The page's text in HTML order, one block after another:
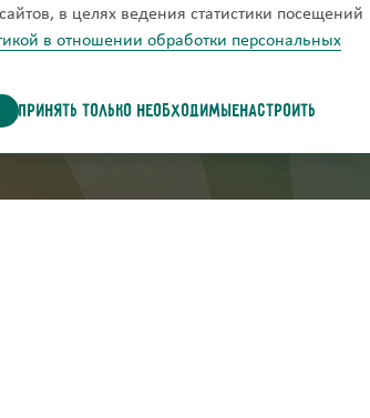
в целях ведения статистики посещений
в отношении обработки персональных
ПРИНЯТЬ ТОЛЬКО НЕОБХОДИМЫЕНАСТРОИТЬ